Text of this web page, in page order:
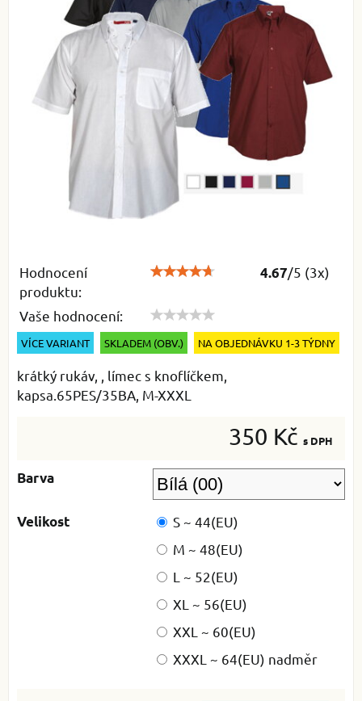
Hodnocení
produktu:
4.67/5 (3x)
Vaše hodnocení:
VÍCE VARIANT SKLADEM (OBV.) NA OBJEDNÁVKU 1-3 TÝDNY
krátký rukáv, , límec s knoflíčkem,
kapsa.65PES/35BA, M-XXXL
350 Kč s DPH
Barva
Velikost
S ~ 44(EU)
M ~ 48(EU)
L ~ 52(EU)
XL ~ 56(EU)
XXL ~ 60(EU)
XXXL ~ 64(EU) nadměr